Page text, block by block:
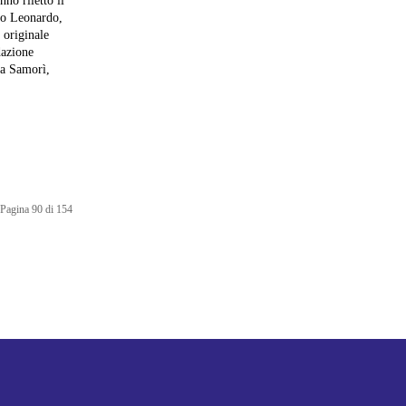
Leonardo,
originale
Samorì,
Pagina 90 di 154